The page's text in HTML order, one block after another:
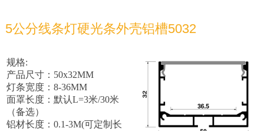
5公分线条灯硬光条外壳铝槽5032
规格:
产品尺寸：50x32MM
灯条宽度：8-36MM
面罩长度：默认L=3米/30米
（备选）
铝材长度：0.1-3M(可定制长